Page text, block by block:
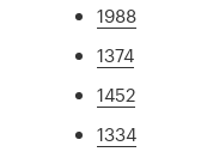
1988
1374
1452
1334